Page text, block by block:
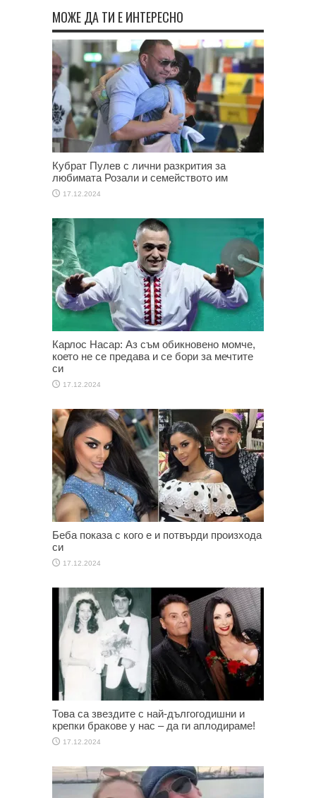
МОЖЕ ДА ТИ Е ИНТЕРЕСНО
Кубрат Пулев с лични разкрития за
любимата Розали и семейството им
17.12.2024
Карлос Насар: Аз съм обикновено момче,
което не се предава и се бори за мечтите
си
17.12.2024
Беба показа с кого е и потвърди произхода
си
17.12.2024
Това са звездите с най-дългогодишни и
крепки бракове у нас – да ги аплодираме!
17.12.2024